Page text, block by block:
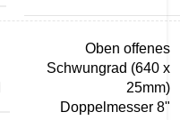
Oben offenes
Schwungrad (640 x
25mm)
Doppelmesser 8"